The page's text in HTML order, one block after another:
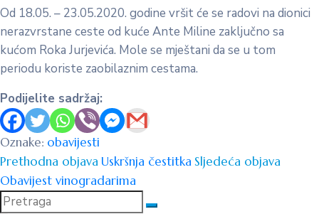
Od 18.05. – 23.05.2020. godine vršit će se radovi na dionici
nerazvrstane ceste od kuće Ante Miline zaključno sa
kućom Roka Jurjevića. Mole se mještani da se u tom
periodu koriste zaobilaznim cestama.
Podijelite sadržaj:
Oznake: obavijesti
Prethodna objavaUskršnja čestitkaSljedeća objava
Obavijest vinogradarima